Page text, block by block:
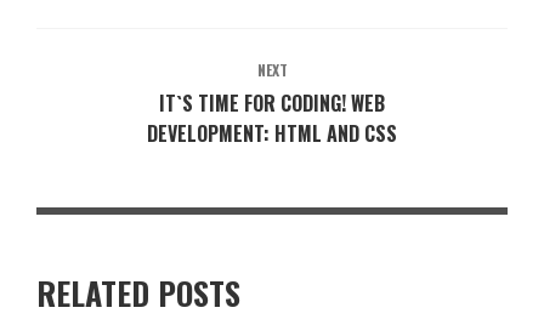
NEXT
IT`S TIME FOR CODING! WEB
DEVELOPMENT: HTML AND CSS
RELATED POSTS